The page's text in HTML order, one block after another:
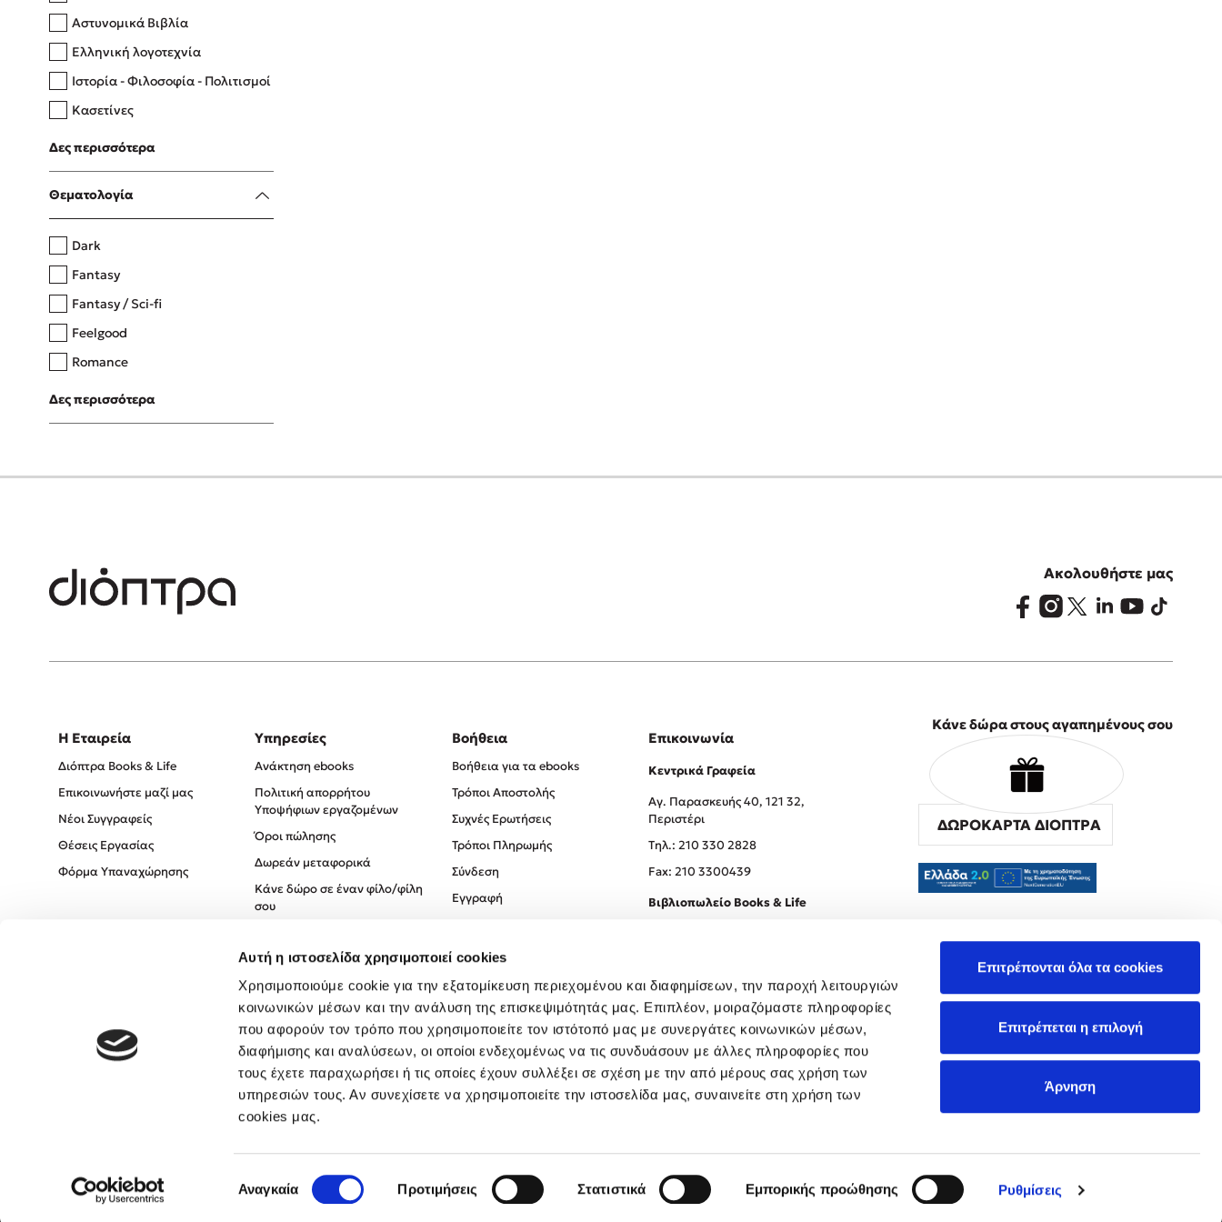
Αυτή η ιστοσελίδα χρησιμοποιεί cookies
Χρησιμοποιούμε cookie για την εξατομίκευση περιεχομένου και διαφημίσεων, την παροχή λειτουργιών
κοινωνικών μέσων και την ανάλυση της επισκεψιμότητάς μας. Επιπλέον, μοιραζόμαστε πληροφορίες
που αφορούν τον τρόπο που χρησιμοποιείτε τον ιστότοπό μας με συνεργάτες κοινωνικών μέσων,
διαφήμισης και αναλύσεων, οι οποίοι ενδεχομένως να τις συνδυάσουν με άλλες πληροφορίες που
τους έχετε παραχωρήσει ή τις οποίες έχουν συλλέξει σε σχέση με την από μέρους σας χρήση των
υπηρεσιών τους. Αν συνεχίσετε να χρησιμοποιείτε την ιστοσελίδα μας, συναινείτε στη χρήση των
cookies μας.
συγκατάθεσης
Αναγκαία Προτιμήσεις Στατιστικά Εμπορικής προώθησης Ρυθμίσεις
Επιτρέπονται όλα τα cookies
Επιτρέπεται η επιλογή
Άρνηση
Δανάη Δεληγεώργη
Πάνω, κάτω, μπροστά, πίσω
Η μέθοδος Αφήστε τους
Αστυνομικά Βιβλία
Ελληνική λογοτεχνία
Ιστορία - Φιλοσοφία - Πολιτισμοί
Κασετίνες
Λευκώματα - Έγχρωμοι οδηγοί
Μαγειρική
Δες περισσότερα
Θεματολογία
Dark
Fantasy
Fantasy / Sci-fi
Feelgood
Romance
Upmarket
Young Adult
Δες περισσότερα
Ακολουθήστε μας
Η Εταιρεία
Διόπτρα Books & Life
Επικοινωνήστε μαζί μας
Νέοι Συγγραφείς
Θέσεις Εργασίας
Φόρμα Υπαναχώρησης
Υπηρεσίες
Ανάκτηση ebooks
Πολιτική απορρήτου
Υποψήφιων εργαζομένων
Όροι πώλησης
Δωρεάν μεταφορικά
Κάνε δώρο σε έναν φίλο/φίλη
σου
Πολιτική Απορρήτου
Όροι χρήσης
Βοήθεια
Βοήθεια για τα ebooks
Τρόποι Αποστολής
Συχνές Ερωτήσεις
Τρόποι Πληρωμής
Σύνδεση
Εγγραφή
Επικοινωνία
Κεντρικά Γραφεία
Αγ. Παρασκευής 40, 121 32,
Περιστέρι
Tηλ.: 210 330 2828
Fax: 210 3300439
Βιβλιοπωλείο Books & Life
Κάνε δώρα στους αγαπημένους σου
ΔΩΡΟΚΑΡΤΑ ΔΙΟΠΤΡΑ
Created by Powered by